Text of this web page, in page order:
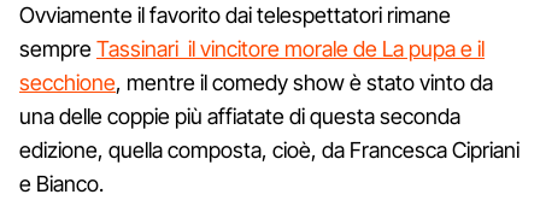
Ovviamente il favorito dai telespettatori rimane
sempreTassinari il vincitore morale de La pupa e il
secchione, mentre il comedy show è stato vinto da
una delle coppie più affiatate di questa seconda
edizione, quella composta, cioè, da Francesca Cipriani
e Bianco.